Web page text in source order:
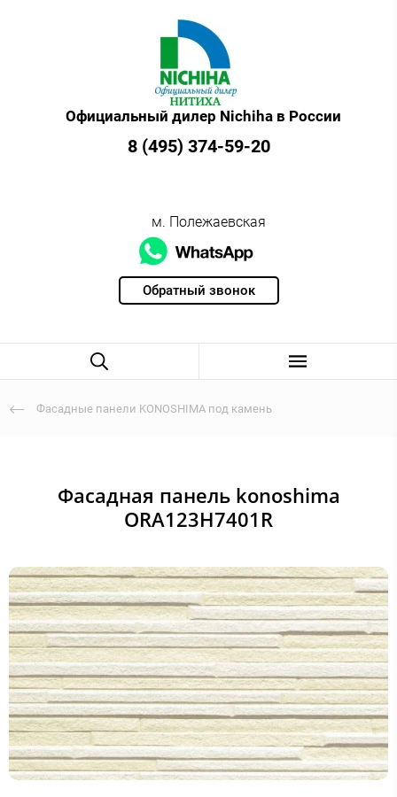
Обратный звонок
Официальный дилер Nichiha в России
8 (495) 374-59-20
м. Полежаевская
Фасадные панели KONOSHIMA под камень
Фасадная панель konoshima
ORA123H7401R